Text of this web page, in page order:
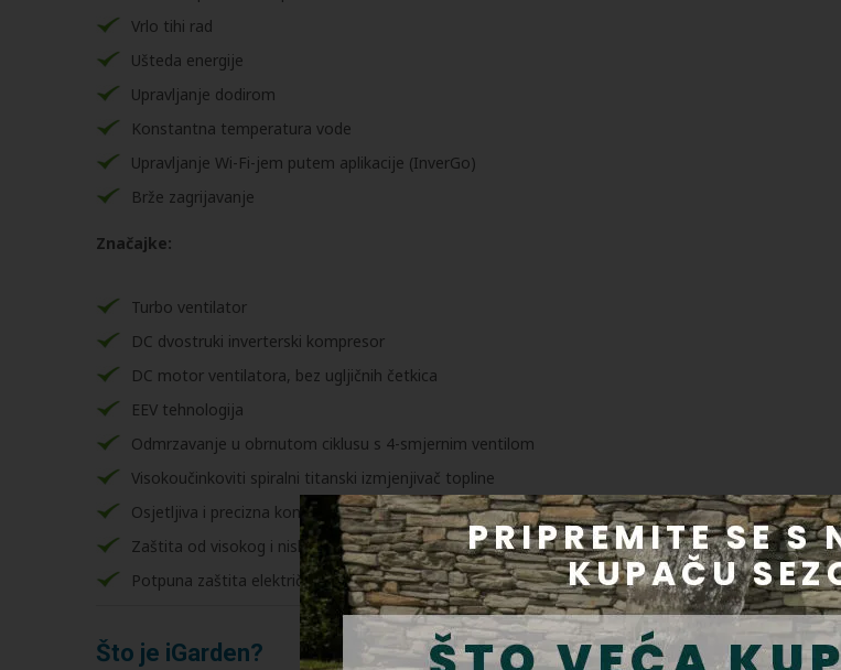
Vrlo tihi rad
Ušteda energije
Upravljanje dodirom
Konstantna temperatura vode
Upravljanje Wi-Fi-jem putem aplikacije (InverGo)
Brže zagrijavanje
Značajke:
Turbo ventilator
DC dvostruki inverterski kompresor
DC motor ventilatora, bez ugljičnih četkica
EEV tehnologija
Odmrzavanje u obrnutom ciklusu s 4-smjernim ventilom
Visokoučinkoviti spiralni titanski izmjenjivač topline
Osjetljiva i precizna kontrola temperature i prikaz temperature vode
Zaštita od visokog i niskog tlaka
Potpuna zaštita električnog sustava
Što je iGarden?